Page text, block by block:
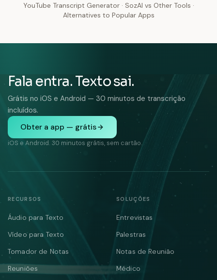
YouTube Transcript Generator· SozAI vs Other Tools ·
Alternatives to Popular Apps
Fala entra. Texto sai.
Grátis no iOS e Android — 30 minutos de transcrição
incluídos.
Obter a app — grátis
iOS e Android. 30 minutos grátis, sem cartão.
RECURSOS
Áudio para Texto
Vídeo para Texto
Tomador de Notas
Reuniões
SOLUÇÕES
Entrevistas
Palestras
Notas de Reunião
Médico